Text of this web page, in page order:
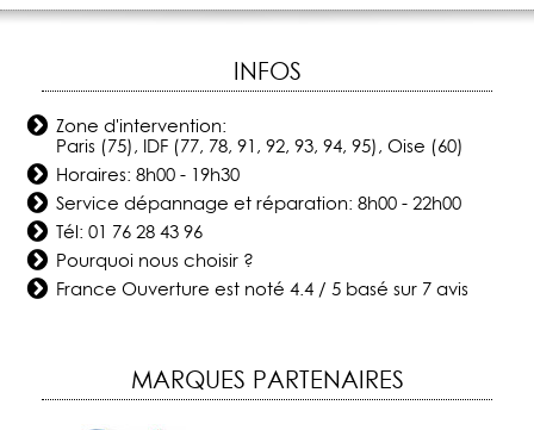
INFOS
Zone d'intervention:
Paris (75), IDF (77, 78, 91, 92, 93, 94, 95), Oise (60)
Horaires: 8h00 - 19h30
Service dépannage et réparation: 8h00 - 22h00
Tél:01 76 28 43 96
Pourquoi nous choisir ?
France Ouverture est noté4.4 /5 basé sur 7avis
MARQUES PARTENAIRES